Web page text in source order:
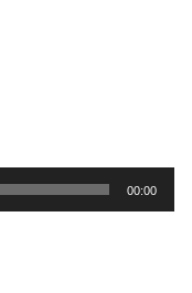
00:00